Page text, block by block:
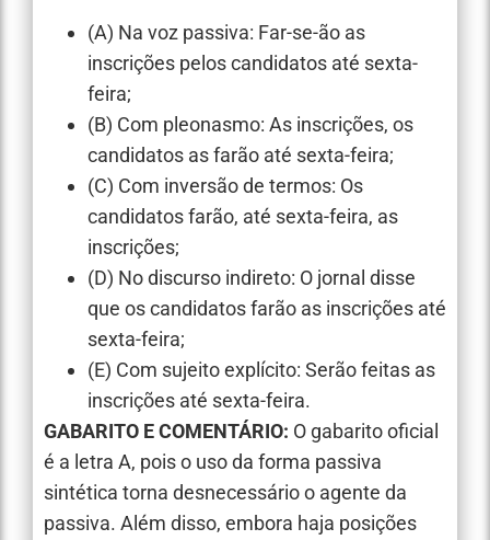
(A) Na voz passiva: Far-se-ão as
inscrições pelos candidatos até sexta-
feira;
(B) Com pleonasmo: As inscrições, os
candidatos as farão até sexta-feira;
(C) Com inversão de termos: Os
candidatos farão, até sexta-feira, as
inscrições;
(D) No discurso indireto: O jornal disse
que os candidatos farão as inscrições até
sexta-feira;
(E) Com sujeito explícito: Serão feitas as
inscrições até sexta-feira.
GABARITO E COMENTÁRIO: O gabarito oficial
é a letra A, pois o uso da forma passiva
sintética torna desnecessário o agente da
passiva. Além disso, embora haja posições